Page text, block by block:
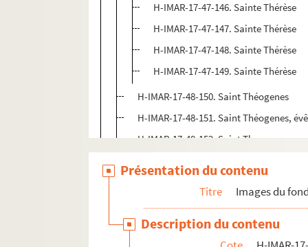
H-IMAR-17-47-146. Sainte Thérèse
H-IMAR-17-47-147. Sainte Thérèse
H-IMAR-17-47-148. Sainte Thérèse
H-IMAR-17-47-149. Sainte Thérèse
H-IMAR-17-48-150. Saint Théogenes
H-IMAR-17-48-151. Saint Théogenes,
H-IMAR-17-48-152. Saint Theopompe
H-IMAR-17-49-156. Saint Télesphore,
Présentation du contenu
Titre Images du
Description du contenu